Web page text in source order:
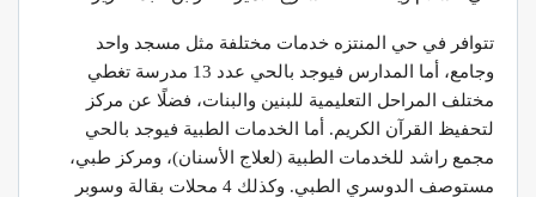
تتوافر في حي المنتزه خدمات مختلفة مثل مسجد واحد
وجامع، أما المدارس فيوجد بالحي عدد 13 مدرسة تغطي
مختلف المراحل التعليمية للبنين والبنات، فضلًا عن مركز
لتحفيظ القرآن الكريم. أما الخدمات الطبية فيوجد بالحي
مجمع راشد للخدمات الطبية (لعلاج الأسنان)، ومركز طبي،
مستوصف الدوسري الطبي. وكذلك 4 محلات بقالة وسوبر